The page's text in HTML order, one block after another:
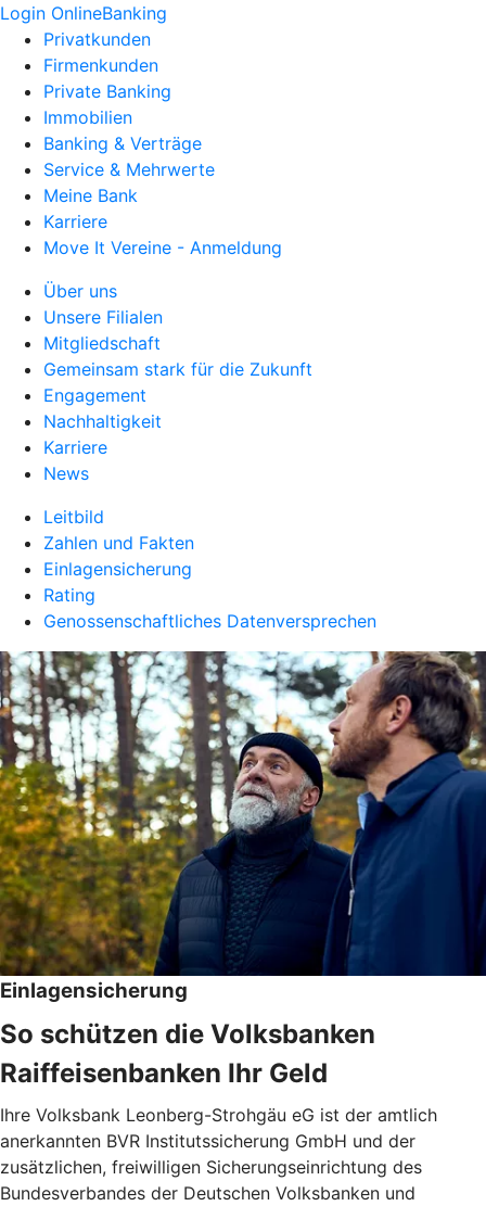
Login OnlineBanking
Privatkunden
Firmenkunden
Private Banking
Immobilien
Banking & Verträge
Service & Mehrwerte
Meine Bank
Karriere
Move It Vereine - Anmeldung
Über uns
Unsere Filialen
Mitgliedschaft
Gemeinsam stark für die Zukunft
Engagement
Nachhaltigkeit
Karriere
News
Leitbild
Zahlen und Fakten
Einlagensicherung
Rating
Genossenschaftliches Datenversprechen
Einlagensicherung
So schützen die Volksbanken
Raiffeisenbanken Ihr Geld
Ihre Volksbank Leonberg-Strohgäu eG ist der amtlich
anerkannten BVR Institutssicherung GmbH und der
zusätzlichen, freiwilligen Sicherungseinrichtung des
Bundesverbandes der Deutschen Volksbanken und